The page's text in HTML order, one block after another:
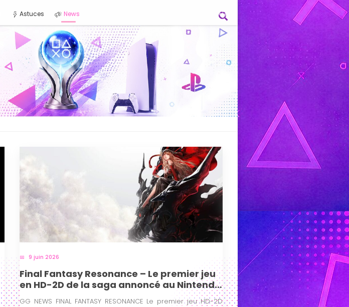
Astuces News
9 juin 2026
Final Fantasy Resonance – Le premier jeu
en HD-2D de la saga annoncé au Nintendo
Direct
GG NEWS FINAL FANTASY RESONANCE Le premier jeu HD-2D